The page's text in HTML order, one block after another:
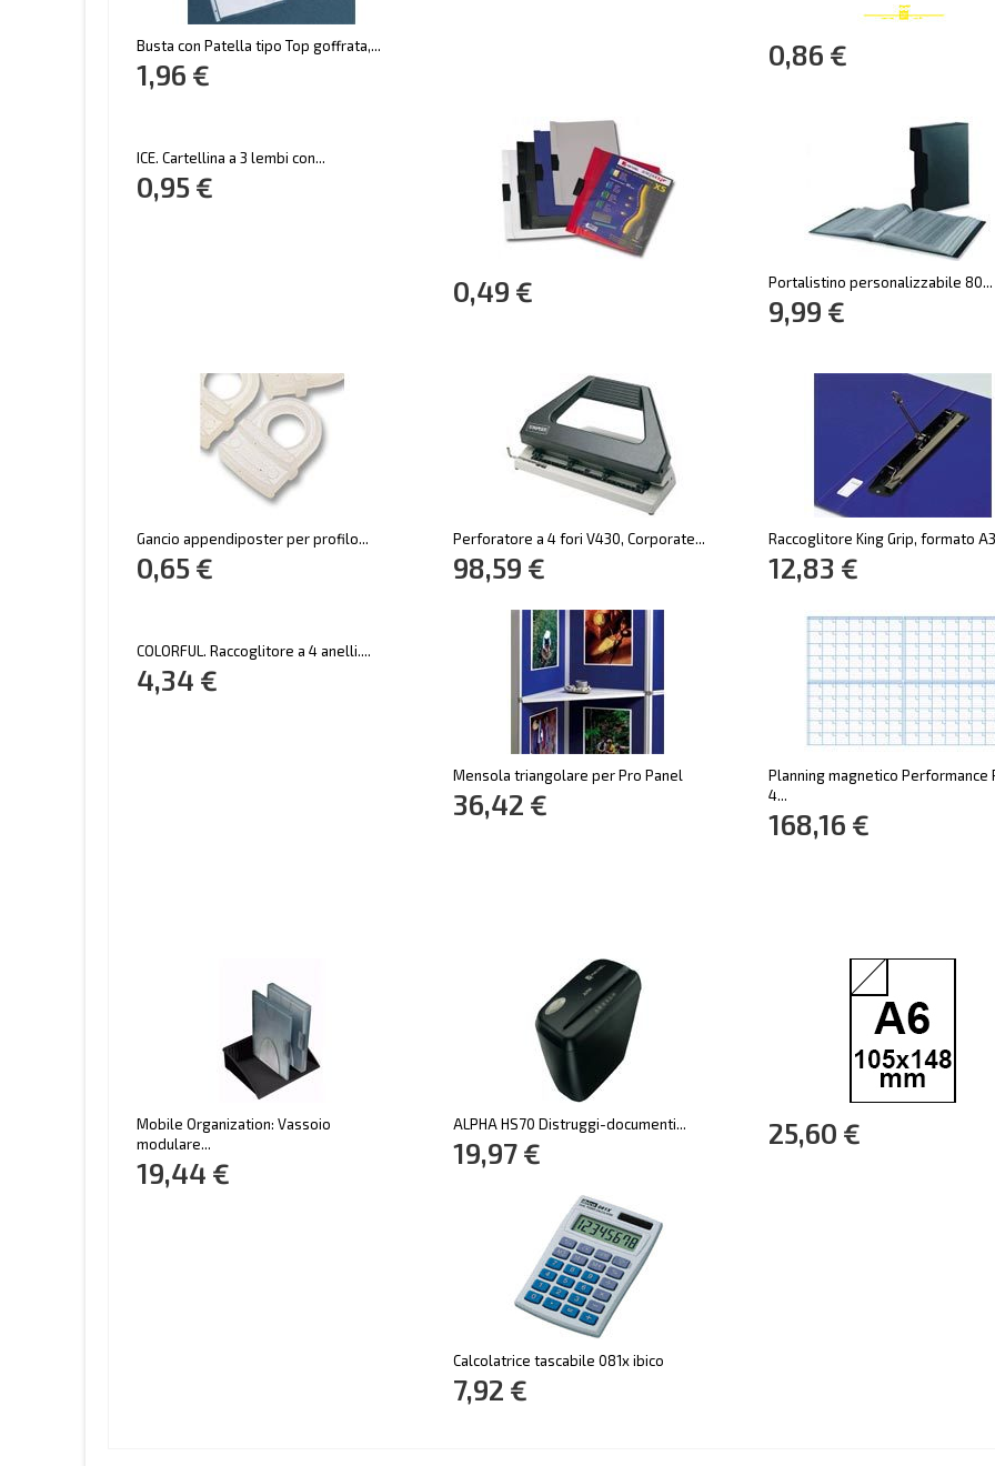
Busta con Patella tipo Top goffrata,...
1,96 €
0,86 €
ICE. Cartellina a 3 lembi con...
0,95 €
0,49 € Portalistino personalizzabile 80...
9,99 €
Gancio appendiposter per profilo...
0,65 €
Perforatore a 4 fori V430, Corporate...
98,59 €
Raccoglitore King Grip, formato A3
12,83 €
COLORFUL. Raccoglitore a 4 anelli....
4,34 €
Mensola triangolare per Pro Panel
36,42 €
Planning magnetico Performance
4...
168,16 €
Mobile Organization: Vassoio
modulare...
19,44 €
ALPHA HS70 Distruggi-documenti...
19,97 €
25,60 €
Calcolatrice tascabile 081x ibico
7,92 €